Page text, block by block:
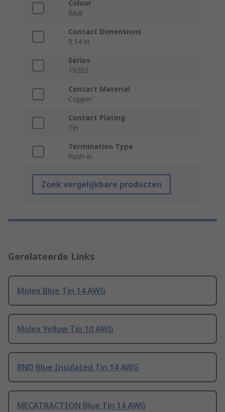
Colour
Blue
Contact Dimensions
0.14 in
Series
19202
Contact Material
Copper
Contact Plating
Tin
Termination Type
Push-in
Zoek vergelijkbare producten
Gerelateerde Links
Molex Blue Tin 14 AWG
Molex Yellow Tin 10 AWG
RND Blue Insulated Tin 14 AWG
MECATRACTION Blue Tin 14 AWG